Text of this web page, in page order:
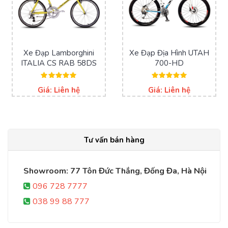
Thông số kỹ thuật xe đạp địa hình ASO
Hệ thống phanh Shimano MT200
160mm (sau) cùng với tay phanh
Xe Đạp Lamborghini
ITALIA CS RAB 58DS
hạng
5.00
Giá: Liên hệ
Xe Đạp Địa Hình UTAH
700-HD
hạng
5.00
Giá: Liên hệ
Tư vấn bán hàng
Showroom: 77 Tôn Đức Thắng, Đống Đa, Hà Nội
096 728 7777
038 99 88 777